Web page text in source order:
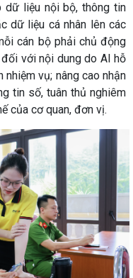
dữ liệu nội bộ, thông tin
dữ liệu cá nhân lên các
cán bộ phải chủ động
với nội dung do AI hỗ
vụ; nâng cao nhận
tin số, tuân thủ nghiêm
của cơ quan, đơn vị.